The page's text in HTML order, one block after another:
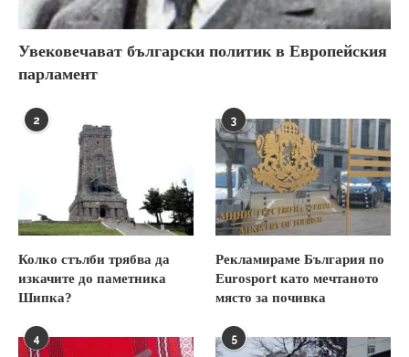
Увековечават български политик в Европейския
парламент
2
Колко стълби трябва да
изкачите до паметника
Шипка?
3
Рекламираме България по
Eurosport като мечтаното
място за почивка
4 5